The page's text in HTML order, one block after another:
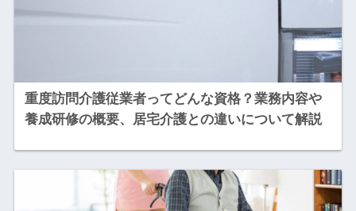
重度訪問介護従業者ってどんな資格？業務内容や
養成研修の概要、居宅介護との違いについて解説